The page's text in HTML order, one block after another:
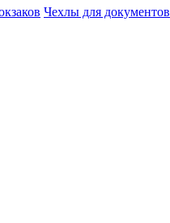
Чехлы для документов